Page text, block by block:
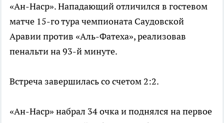
«Ан-Наср». Нападающий отличился в гостевом
матче 15-го тура чемпионата Саудовской
Аравии против «Аль-Фатеха», реализовав
пенальти на 93-й минуте.
Встреча завершилась со счетом 2:2.
«Ан-Наср» набрал 34 очка и поднялся на первое